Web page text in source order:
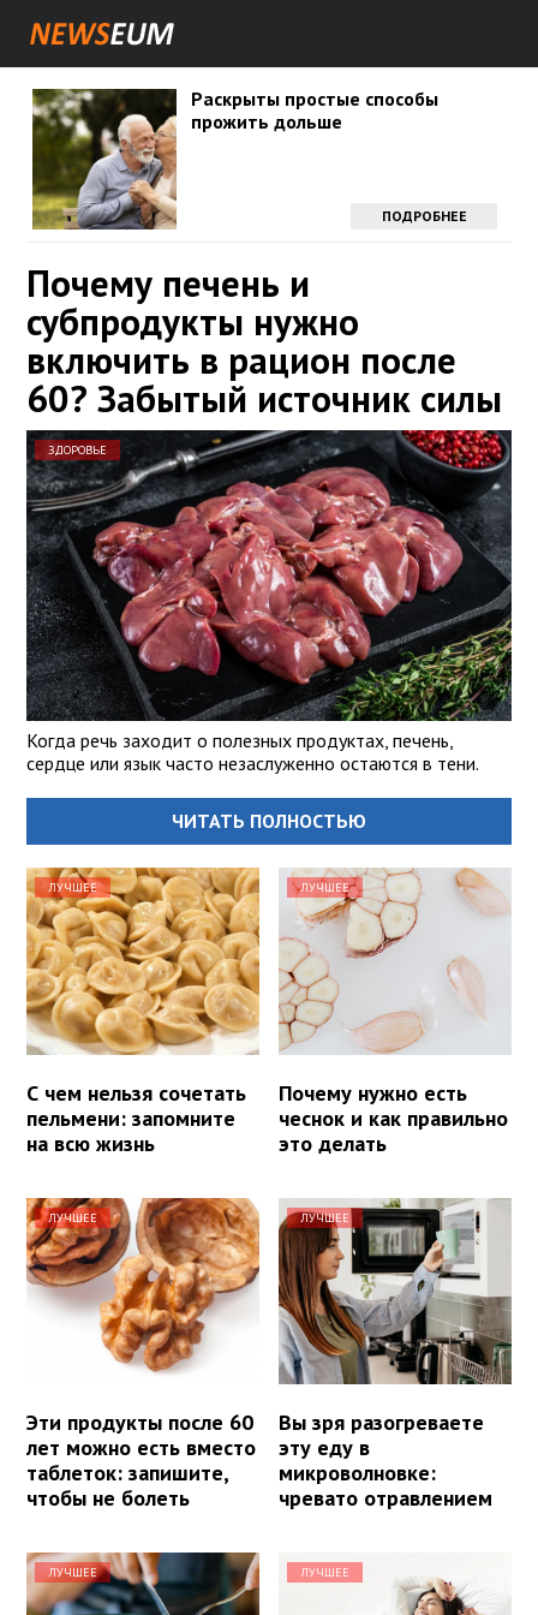
Раскрыты простые способы
прожить дольше
ПОДРОБНЕЕ
Почему печень и
субпродукты нужно
включить в рацион после
60? Забытый источник силы
ЗДОРОВЬЕ
Когда речь заходит о полезных продуктах, печень,
сердце или язык часто незаслуженно остаются в тени.
ЧИТАТЬ ПОЛНОСТЬЮ
ЛУЧШЕЕ
С чем нельзя сочетать
пельмени: запомните
на всю жизнь
ЛУЧШЕЕ
Почему нужно есть
чеснок и как правильно
это делать
ЛУЧШЕЕ
Эти продукты после 60
лет можно есть вместо
таблеток: запишите,
чтобы не болеть
ЛУЧШЕЕ
Вы зря разогреваете
эту еду в
микроволновке:
чревато отравлением
ЛУЧШЕЕ ЛУЧШЕЕ